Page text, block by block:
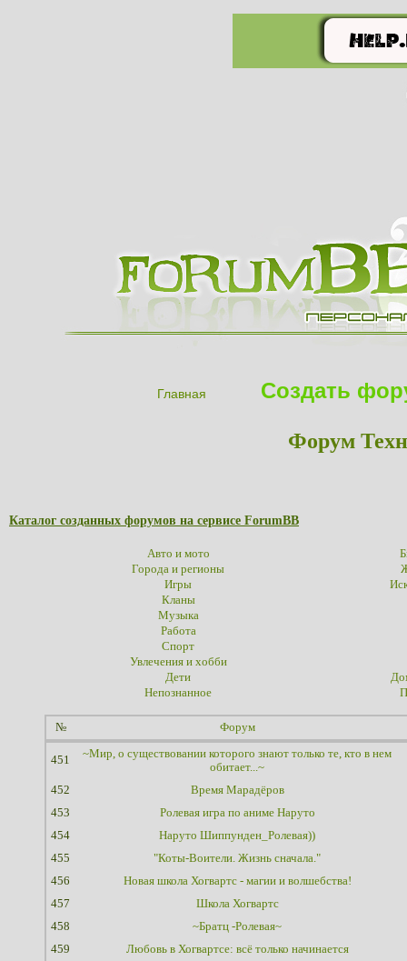
Главная Создать
Форум
Каталог созданных форумов на сервисе ForumBB
Авто и мото
Города и регионы
Игры
Кланы
Музыка
Работа
Спорт
Увлечения и хобби
Дети
Непознанное
№ Форум
451
~Мир, о существовании которого знают только те, кто в нем
обитает...~
452
Время Марадёров
453
Ролевая игра по аниме Наруто
454
Наруто Шиппунден_Ролевая))
455
"Коты-Воители. Жизнь сначала."
456
Новая школа Хогвартс - магии и волшебства!
457
Школа Хогвартс
458
~Братц -Ролевая~
459
Любовь в Хогвартсе: всё только начинается